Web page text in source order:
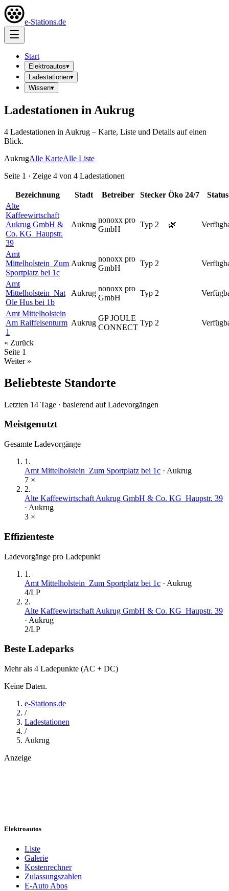
e-Stations.de
Start
Elektroautos▾
Ladestationen▾
Wissen▾
Ladestationen in Aukrug
4 Ladestationen in Aukrug – Karte, Liste und Details auf einen
Blick.
AukrugAlle KarteAlle Liste
Seite 1 · Zeige 4 von 4 Ladestationen
Bezeichnung Stadt Betreiber Stecker Öko 24/7
Status
Alte
Kaffeewirtschaft
Aukrug GmbH &
Co. KG_Haupstr.
39
Aukrug
nonoxx pro
GmbH
Typ 2 🌿
Amt
Mittelholstein_Zum
Sportplatz bei 1c
Aukrug
nonoxx pro
GmbH
Typ 2
Amt
Mittelholstein_Nat
Ole Hus bei 1b
Aukrug
nonoxx pro
GmbH
Typ 2
Amt Mittelholstein
Am Raiffeisenturm
1
Aukrug
GP JOULE
CONNECT
Typ 2
« Zurück
Seite 1
Weiter »
Beliebteste Standorte
Letzten 14 Tage · basierend auf Ladevorgängen
Meistgenutzt
Gesamte Ladevorgänge
1 .
Amt Mittelholstein_Zum Sportplatz bei 1c · Aukrug
7 ×
2.
Alte Kaffeewirtschaft Aukrug GmbH & Co. KG_Haupstr. 39
· Aukrug
3 ×
Effizienteste
Ladevorgänge pro Ladepunkt
1 .
Amt Mittelholstein_Zum Sportplatz bei 1c · Aukrug
4/LP
2.
Alte Kaffeewirtschaft Aukrug GmbH & Co. KG_Haupstr. 39
· Aukrug
2/LP
Beste Ladeparks
Mehr als 4 Ladepunkte (AC + DC)
Keine Daten.
e-Stations.de
/
Ladestationen
/
Aukrug
Anzeige
Elektroautos
Liste
Galerie
Kostenrechner
Zulassungszahlen
E-Auto Abos